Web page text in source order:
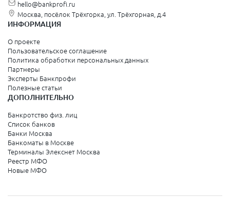
hello@bankprofi.ru
Москва, посёлок Трёхгорка, ул. Трёхгорная, д.4
ИНФОРМАЦИЯ
О проекте
Пользовательское соглашение
Политика обработки персональных данных
Партнеры
Эксперты Банкпрофи
Полезные статьи
ДОПОЛНИТЕЛЬНО
Банкротство физ. лиц
Список банков
Банки Москва
Банкоматы в Москве
Терминалы Элекснет Москва
Реестр МФО
Новые МФО